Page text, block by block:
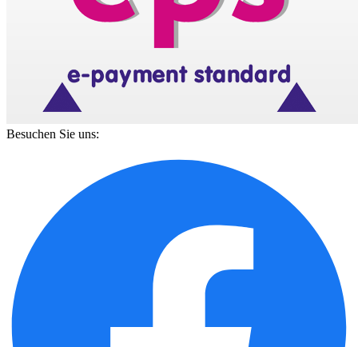
Besuchen Sie uns: